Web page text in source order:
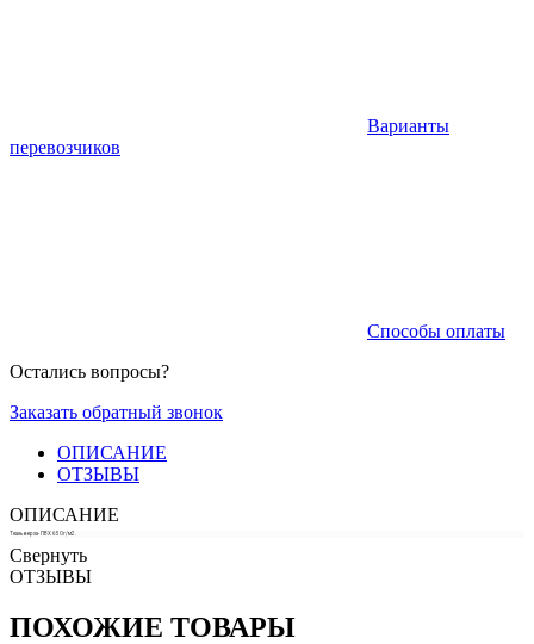
Варианты
перевозчиков
Способы оплаты
Остались вопросы?
Заказать обратный звонок
ОПИСАНИЕ
ОТЗЫВЫ
ОПИСАНИЕ
Ткань верха- ПВХ 650г/м2.
Свернуть
ОТЗЫВЫ
ПОХОЖИЕ ТОВАРЫ